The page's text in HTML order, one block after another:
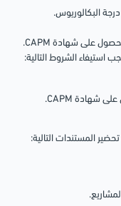
استيفاء الشروط التالية: